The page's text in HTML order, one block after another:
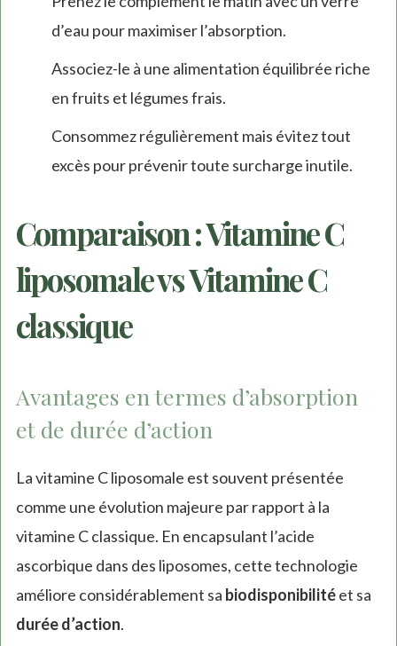
d’eau pour maximiser l’absorption.
Associez-le à une alimentation équilibrée riche
en fruits et légumes frais.
Consommez régulièrement mais évitez tout
excès pour prévenir toute surcharge inutile.
Comparaison : Vitamine C
liposomale vs Vitamine C
classique
Avantages en termes d’absorption
et de durée d’action
La vitamine C liposomale est souvent présentée
comme une évolution majeure par rapport à la
vitamine C classique. En encapsulant l’acide
ascorbique dans des liposomes, cette technologie
améliore considérablement sa biodisponibilitéet sa
durée d’action.